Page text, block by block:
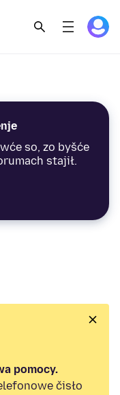
so, zo byšće
stajił.
pomocy.
čisło